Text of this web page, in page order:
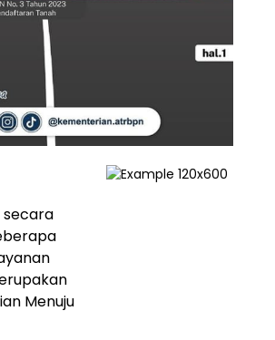
secara
Menuju